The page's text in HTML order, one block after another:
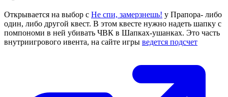
Открывается на выбор с Не спи, замерзнешь! у Прапора- либо
один, либо другой квест. В этом квесте нужно надеть шапку с
помпономи в ней убивать ЧВК в Шапках-ушанках. Это часть
внутриигрового ивента, на сайте игры ведется подсчет